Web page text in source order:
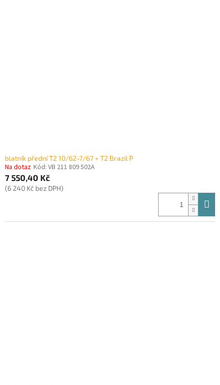
blatník přední T2 10/62-7/67 + T2 Brazil P
Na dotaz Kód: VB 211 809 502A
7 550,40 Kč
(6 240 Kč bez DPH)